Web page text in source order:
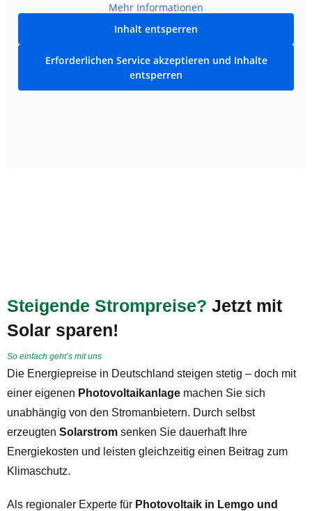
Mehr Informationen
Inhalt entsperren
Erforderlichen Service akzeptieren und Inhalte
entsperren
Steigende Strompreise? Jetzt mit
Solar sparen!
So einfach geht’s mit uns
Die Energiepreise in Deutschland steigen stetig – doch mit
einer eigenen Photovoltaikanlage machen Sie sich
unabhängig von den Stromanbietern. Durch selbst
erzeugten Solarstrom senken Sie dauerhaft Ihre
Energiekosten und leisten gleichzeitig einen Beitrag zum
Klimaschutz.
Als regionaler Experte für Photovoltaik in Lemgo und